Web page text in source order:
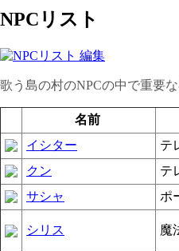
NPCリスト
歌う島の村のNPCの中で重要
名前
イシター
テ
クン
テ
サシャ
ポ
シリス 魔